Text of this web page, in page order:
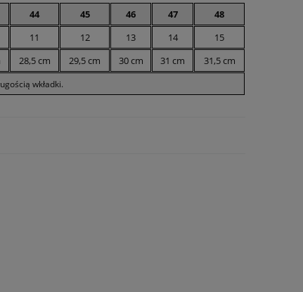
44 45 46 47 48
wkładki.
11 12 13 14
15
28,5 cm 29,5 cm 30 cm 31 cm 31,5 cm